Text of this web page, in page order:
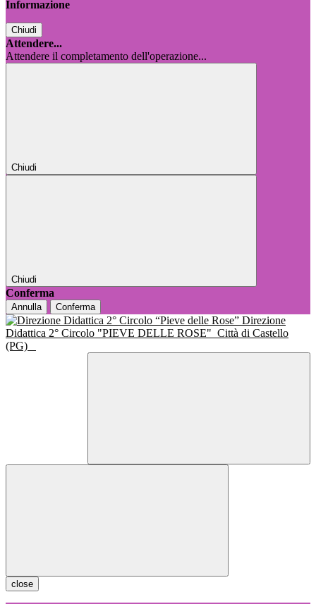
Informazione
Chiudi
Attendere...
Attendere il completamento dell'operazione...
Chiudi
Chiudi
Conferma
Annulla Conferma
Direzione
Didattica 2° Circolo "PIEVE DELLE ROSE" Città di Castello
(PG)
close